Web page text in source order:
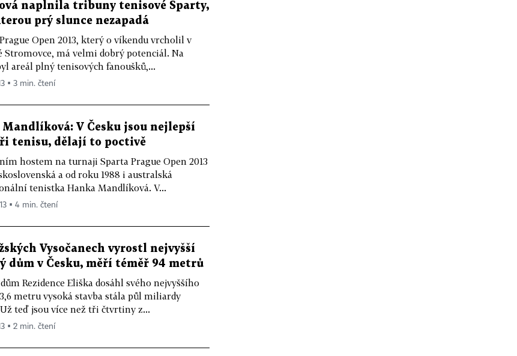
naplnila tribuny tenisové Sparty,
prý slunce nezapadá
Open 2013, který o víkendu vrcholil v
Stromovce, má velmi dobrý potenciál. Na
areál plný tenisových fanoušků,...
▪ 3 min. čtení
Mandlíková: V Česku jsou nejlepší
tenisu, dělají to poctivě
hostem na turnaji Sparta Prague Open 2013
a od roku 1988 i australská
tenistka Hanka Mandlíková. V...
▪ 4 min. čtení
Vysočanech vyrostl nejvyšší
dům v Česku, měří téměř 94 metrů
Rezidence Eliška dosáhl svého nejvyššího
metru vysoká stavba stála půl miliardy
teď jsou více než tři čtvrtiny z...
▪ 2 min. čtení